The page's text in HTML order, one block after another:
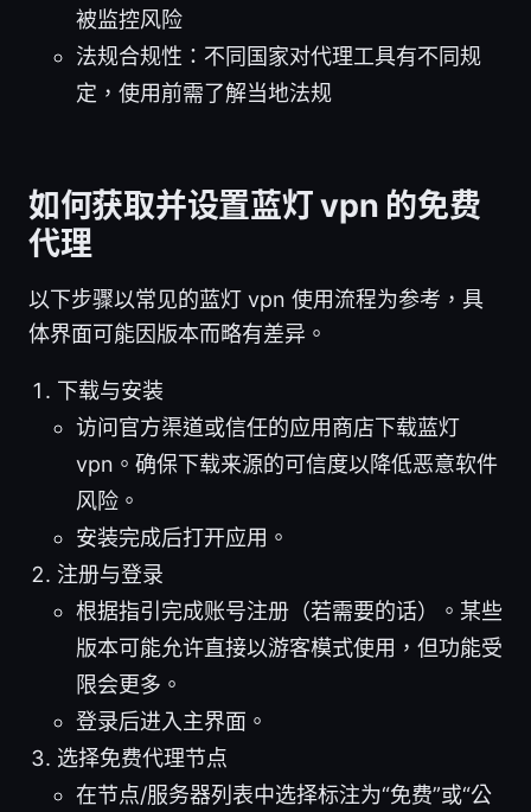
被监控风险
法规合规性：不同国家对代理工具有不同规
定，使用前需了解当地法规
如何获取并设置蓝灯 vpn 的免费
代理
以下步骤以常见的蓝灯 vpn 使用流程为参考，具
体界面可能因版本而略有差异。
下载与安装
访问官方渠道或信任的应用商店下载蓝灯
vpn。确保下载来源的可信度以降低恶意软件
风险。
安装完成后打开应用。
注册与登录
根据指引完成账号注册（若需要的话）。某些
版本可能允许直接以游客模式使用，但功能受
限会更多。
登录后进入主界面。
选择免费代理节点
在节点/服务器列表中选择标注为“免费”或“公